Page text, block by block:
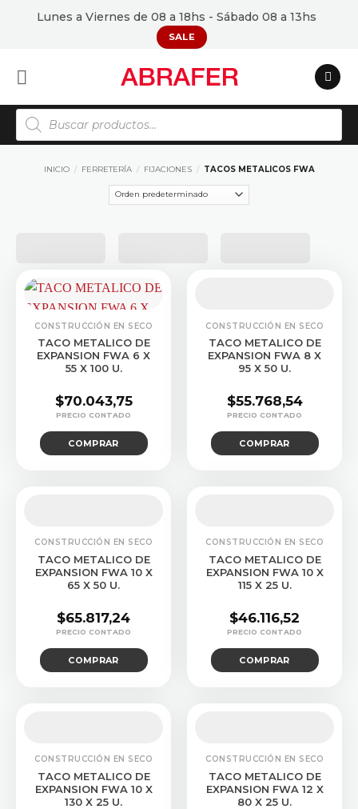
Lunes a Viernes de 08 a 18hs - Sábado 08 a 13hs
SALE
Búsqueda
de
productos
INICIO / FERRETERÍA / FIJACIONES / TACOS METALICOS FWA
CONSTRUCCIÓN EN SECO
TACO METALICO DE
EXPANSION FWA 6 X
55 X 100 U.
$70.043,75
COMPRAR
CONSTRUCCIÓN EN SECO
TACO METALICO DE
EXPANSION FWA 8 X
95 X 50 U.
$55.768,54
COMPRAR
CONSTRUCCIÓN EN SECO
TACO METALICO DE
EXPANSION FWA 10 X
65 X 50 U.
$65.817,24
COMPRAR
CONSTRUCCIÓN EN SECO
TACO METALICO DE
EXPANSION FWA 10 X
115 X 25 U.
$46.116,52
COMPRAR
CONSTRUCCIÓN EN SECO
TACO METALICO DE
EXPANSION FWA 10 X
130 X 25 U.
CONSTRUCCIÓN EN SECO
TACO METALICO DE
EXPANSION FWA 12 X
80 X 25 U.